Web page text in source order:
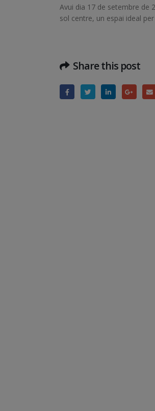
Avui dia 17 de setembre de
sol centre, un espai ideal
Share this post